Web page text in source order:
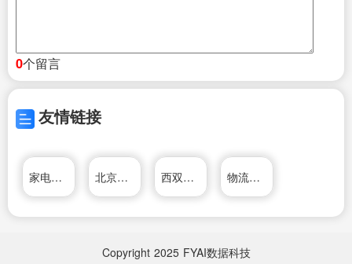
0个留言
友情链接
家电维修资料网 北京家电维修网 西双版纳家电维修网 物流公司|物流查询|物流网
Copyright 2025 FYAI数据科技